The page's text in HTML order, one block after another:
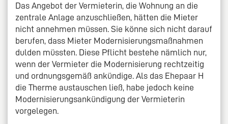
Das Angebot der Vermieterin, die Wohnung an die
zentrale Anlage anzuschließen, hätten die Mieter
nicht annehmen müssen. Sie könne sich nicht darauf
berufen, dass Mieter Modernisierungsmaßnahmen
dulden müssten. Diese Pflicht bestehe nämlich nur,
wenn der Vermieter die Modernisierung rechtzeitig
und ordnungsgemäß ankündige. Als das Ehepaar H
die Therme austauschen ließ, habe jedoch keine
Modernisierungsankündigung der Vermieterin
vorgelegen.